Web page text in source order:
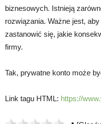
biznesowych. Istnieją
rozwiązania. Ważne jest,
zastanowić się, jakie
firmy.
Tak, prywatne konto może
Link tagu HTML: https://